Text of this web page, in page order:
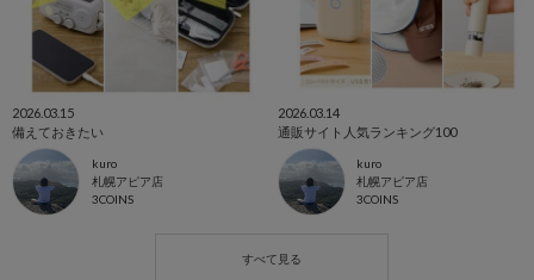
2026.03.15
備えておきたい
kuro
札幌アピア店
3COINS
2026.03.14
通販サイト人気ランキング100
kuro
札幌アピア店
3COINS